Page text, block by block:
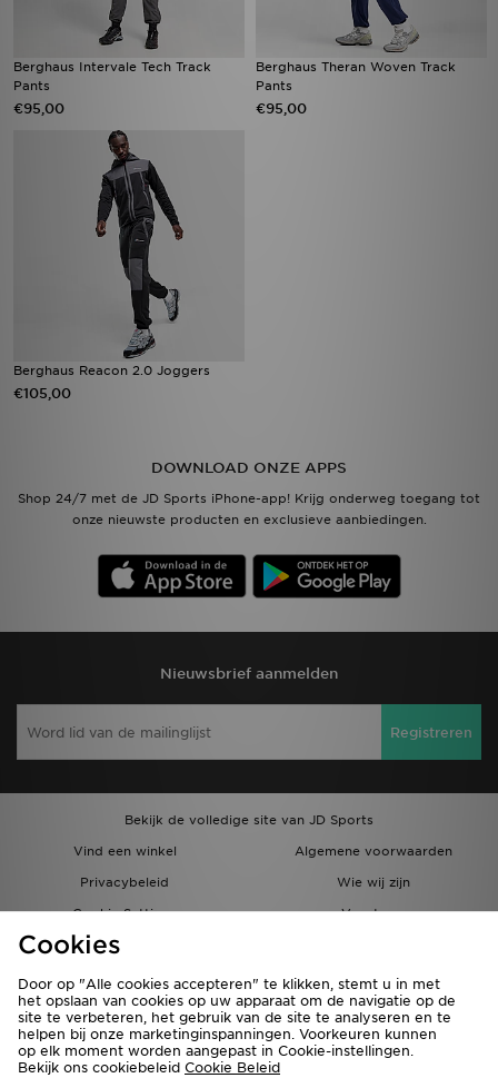
Berghaus Intervale Tech Track
Pants
€95,00
Berghaus Theran Woven Track
Pants
€95,00
Berghaus Reacon 2.0 Joggers
€105,00
DOWNLOAD ONZE APPS
Shop 24/7 met de JD Sports iPhone-app! Krijg onderweg toegang tot
onze nieuwste producten en exclusieve aanbiedingen.
Nieuwsbrief aanmelden
Registreren
Bekijk de volledige site van JD Sports
Vind een winkel
Algemene voorwaarden
Privacybeleid
Wie wij zijn
Cookie Settings
Vacatures
Bestellingen en Levering
Cookies
Door op "Alle cookies accepteren" te klikken, stemt u in met
het opslaan van cookies op uw apparaat om de navigatie op de
site te verbeteren, het gebruik van de site te analyseren en te
helpen bij onze marketinginspanningen. Voorkeuren kunnen
op elk moment worden aangepast in Cookie-instellingen.
Bekijk ons cookiebeleid Cookie Beleid